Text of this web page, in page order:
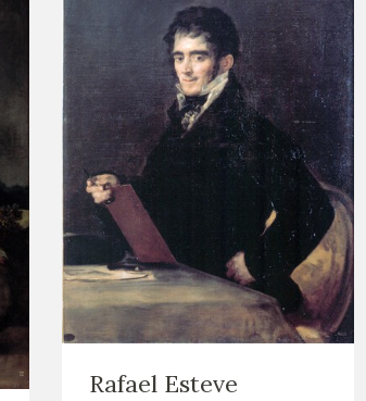
Rafael Esteve